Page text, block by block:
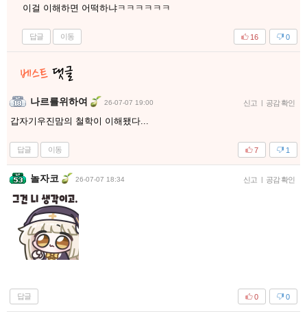
이걸 이해하면 어떡하냐ㅋㅋㅋㅋㅋㅋ
답글 이동 0
16
나르를위하여 26-07-07 19:00 신고 | 공감 확인
갑자기우진맘의 철학이 이해됐다...
답글 이동 1
7
놀자코 26-07-07 18:34 신고 | 공감 확인
답글 0
0